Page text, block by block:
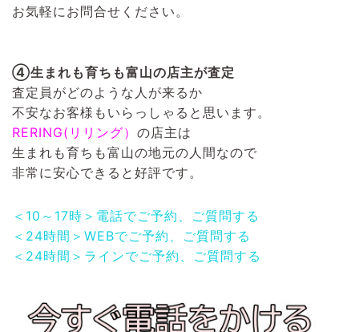
お気軽にお問合せください。
④生まれも育ちも富山の店主が査定
査定員がどのような人が来るか
不安なお客様もいらっしゃると思います。
RERING(リリング） の店主は
生まれも育ちも富山の地元の人間なので
非常に安心できると好評です。
＜10～17時＞電話でご予約、ご質問する
＜24時間＞WEBでご予約、ご質問する
＜24時間＞ラインでご予約、ご質問する